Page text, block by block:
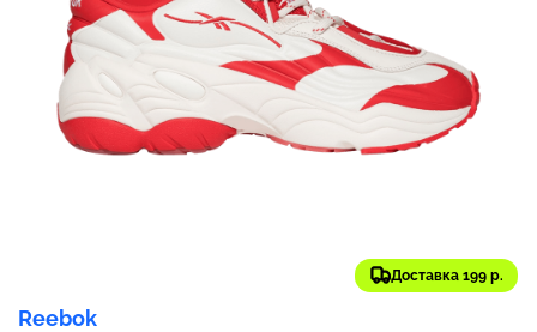
Доставка 199 р.
Reebok